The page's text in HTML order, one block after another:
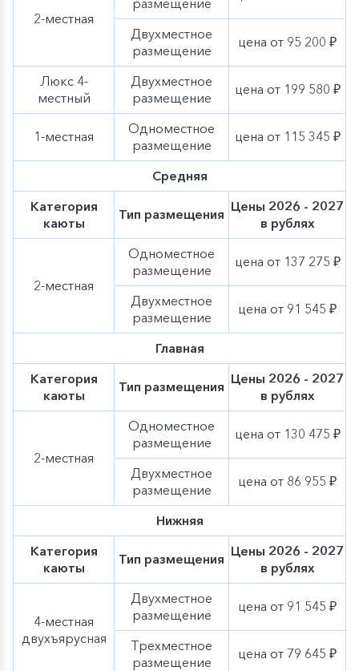
2-местная
Двухместное
размещение
цена от 95 200 ₽
Люкс 4-
местный
Двухместное
размещение
цена от 199 580 ₽
1-местная
Одноместное
размещение
цена от 115 345 ₽
Средняя
Категория
каюты
Тип размещения Цены 2026 - 2027
в рублях
2-местная
Одноместное
размещение
цена от 137 275 ₽
Двухместное
размещение
цена от 91 545 ₽
Главная
Категория
каюты
Тип размещения Цены 2026 - 2027
в рублях
2-местная
Одноместное
размещение
цена от 130 475 ₽
Двухместное
размещение
цена от 86 955 ₽
Нижняя
Категория
каюты
Тип размещения Цены 2026 - 2027
в рублях
4-местная
двухъярусная
Двухместное
размещение
цена от 91 545 ₽
Трехместное
размещение
цена от 79 645 ₽